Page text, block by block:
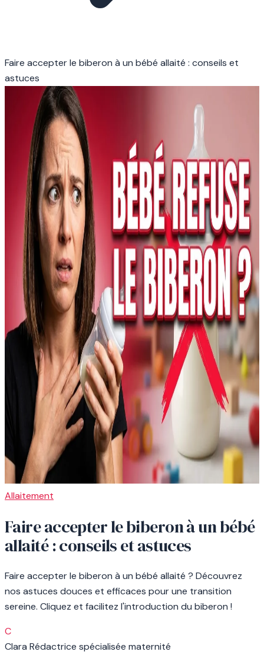
Faire accepter le biberon à un bébé allaité : conseils et
astuces
Allaitement
Faire accepter le biberon à un bébé
allaité : conseils et astuces
Faire accepter le biberon à un bébé allaité ? Découvrez
nos astuces douces et efficaces pour une transition
sereine. Cliquez et facilitez l'introduction du biberon !
C
Clara Rédactrice spécialisée maternité